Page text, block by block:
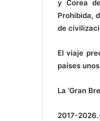
y Corea
Prohibida,
de
El viaje
países
La ‘Gran
2017-